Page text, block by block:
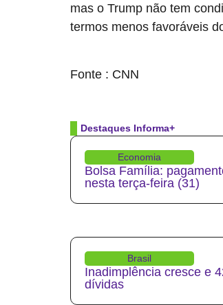
mas o Trump não tem
termos menos favoráveis
Fonte : CNN
Destaques Informa+
Economia
Bolsa Família:
nesta terça-feira (31)
Brasil
Inadimplência cresce e
dívidas